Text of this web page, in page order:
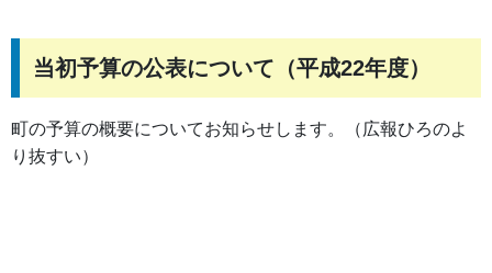
当初予算の公表について（平成22年度）
町の予算の概要についてお知らせします。（広報ひろのよ
り抜すい）